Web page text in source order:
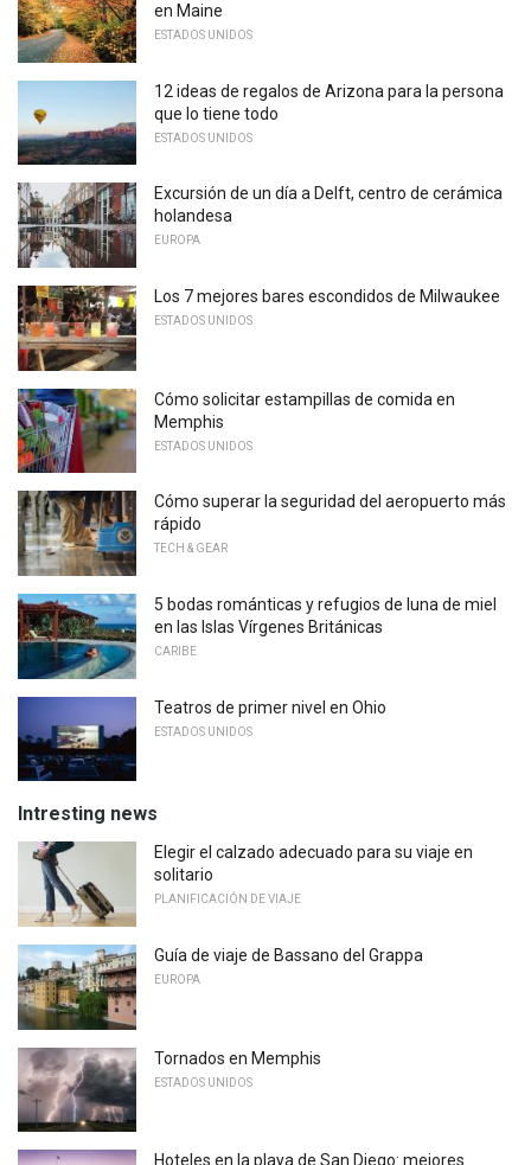
en Maine
ESTADOS UNIDOS
12 ideas de regalos de Arizona para la persona
que lo tiene todo
ESTADOS UNIDOS
Excursión de un día a Delft, centro de cerámica
holandesa
EUROPA
Los 7 mejores bares escondidos de Milwaukee
ESTADOS UNIDOS
Cómo solicitar estampillas de comida en
Memphis
ESTADOS UNIDOS
Cómo superar la seguridad del aeropuerto más
rápido
TECH & GEAR
5 bodas románticas y refugios de luna de miel
en las Islas Vírgenes Británicas
CARIBE
Teatros de primer nivel en Ohio
ESTADOS UNIDOS
Intresting news
Elegir el calzado adecuado para su viaje en
solitario
PLANIFICACIÓN DE VIAJE
Guía de viaje de Bassano del Grappa
EUROPA
Tornados en Memphis
ESTADOS UNIDOS
Hoteles en la playa de San Diego: mejores